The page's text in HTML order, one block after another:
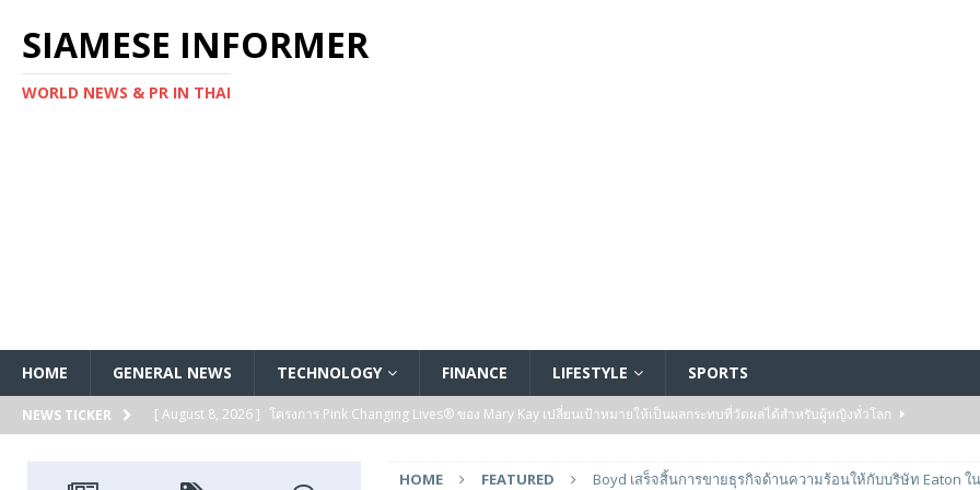
SIAMESE INFORMER
WORLD NEWS & PR IN THAI
HOME GENERAL NEWS TECHNOLOGY FINANCE LIFESTYLE SPORTS
NEWS TICKER [ August 8, 2026 ] โครงการ Pink Changing Lives® ของ Mary Kay เปลี่ยนเป้าหมายให้เป็นผลกระทบที่วัดผลได้สำหรับผู้หญิงทั่วโลก
HOME FEATURED
Boyd เสร็จสิ้นการขายธุรกิจด้านความร้อนให้กับบริษัท Eaton ใ